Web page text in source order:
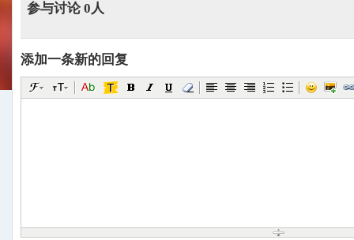
参与讨论 0人
添加一条新的回复